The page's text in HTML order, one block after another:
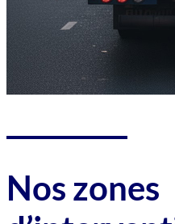
Nos zones